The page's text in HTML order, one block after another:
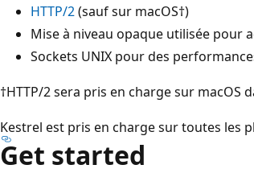
HTTP/2(sauf sur macOS†)
Mise à niveau opaque utilisée pour
Sockets UNIX pour des
†HTTP/2 sera pris en charge sur macOS
Kestrel est pris en charge sur toutes les
Get started